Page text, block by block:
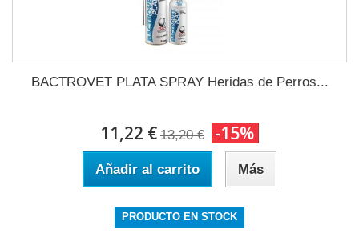
BACTROVET PLATA SPRAY Heridas de Perros...
11,22 € 13,20 € -15%
Añadir al carrito Más
PRODUCTO EN STOCK